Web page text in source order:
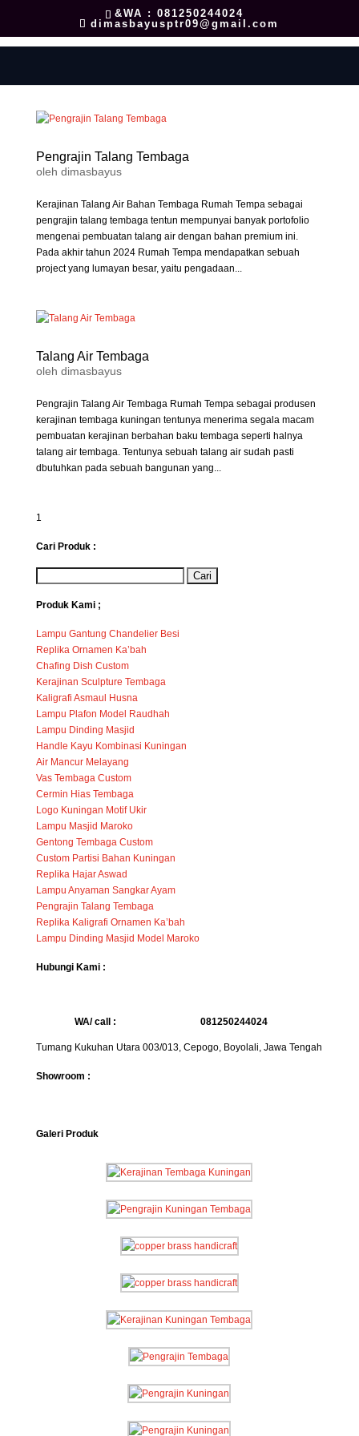
&WA : 081250244024
dimasbayusptr09@gmail.com
Pengrajin Talang Tembaga
oleh dimasbayus
Kerajinan Talang Air Bahan Tembaga Rumah Tempa sebagai
pengrajin talang tembaga tentun mempunyai banyak portofolio
mengenai pembuatan talang air dengan bahan premium ini.
Pada akhir tahun 2024 Rumah Tempa mendapatkan sebuah
project yang lumayan besar, yaitu pengadaan...
Talang Air Tembaga
oleh dimasbayus
Pengrajin Talang Air Tembaga Rumah Tempa sebagai produsen
kerajinan tembaga kuningan tentunya menerima segala macam
pembuatan kerajinan berbahan baku tembaga seperti halnya
talang air tembaga. Tentunya sebuah talang air sudah pasti
dbutuhkan pada sebuah bangunan yang...
1
Cari Produk :
Produk Kami ;
Lampu Gantung Chandelier Besi
Replika Ornamen Ka’bah
Chafing Dish Custom
Kerajinan Sculpture Tembaga
Kaligrafi Asmaul Husna
Lampu Plafon Model Raudhah
Lampu Dinding Masjid
Handle Kayu Kombinasi Kuningan
Air Mancur Melayang
Vas Tembaga Custom
Cermin Hias Tembaga
Logo Kuningan Motif Ukir
Lampu Masjid Maroko
Gentong Tembaga Custom
Custom Partisi Bahan Kuningan
Replika Hajar Aswad
Lampu Anyaman Sangkar Ayam
Pengrajin Talang Tembaga
Replika Kaligrafi Ornamen Ka’bah
Lampu Dinding Masjid Model Maroko
Hubungi Kami :
WA/ call : 081250244024
Tumang Kukuhan Utara 003/013, Cepogo, Boyolali, Jawa Tengah
Showroom :
Galeri Produk